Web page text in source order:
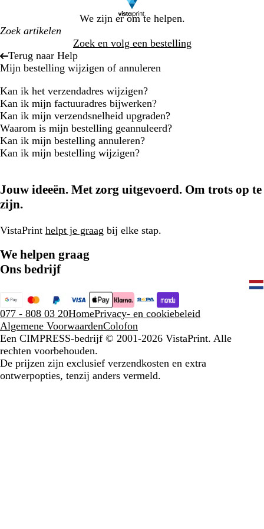
We zijn er om te helpen.
Zoek en volg een bestelling
Terug naar Help
Mijn bestelling wijzigen of annuleren
Kan ik het verzendadres wijzigen?
Kan ik mijn factuuradres bijwerken?
Kan ik mijn verzendsnelheid upgraden?
Waarom is mijn bestelling geannuleerd?
Kan ik mijn bestelling annuleren?
Kan ik mijn bestelling wijzigen?
Jouw ideeën. Met zorg uitgevoerd. Om trots op te
zijn.
VistaPrint helpt je graag bij elke stap.
We helpen graag
Ons bedrijf
077 - 808 03 20HomePrivacy- en cookiebeleid
Algemene VoorwaardenColofon
Een CIMPRESS-bedrijf © 2001-2026 VistaPrint. Alle
rechten voorbehouden.
De prijzen zijn exclusief verzendkosten en extra
ontwerpopties, tenzij anders vermeld.